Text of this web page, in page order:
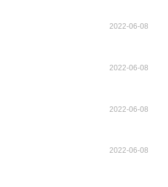
2022-06-08
2022-06-08
2022-06-08
2022-06-08